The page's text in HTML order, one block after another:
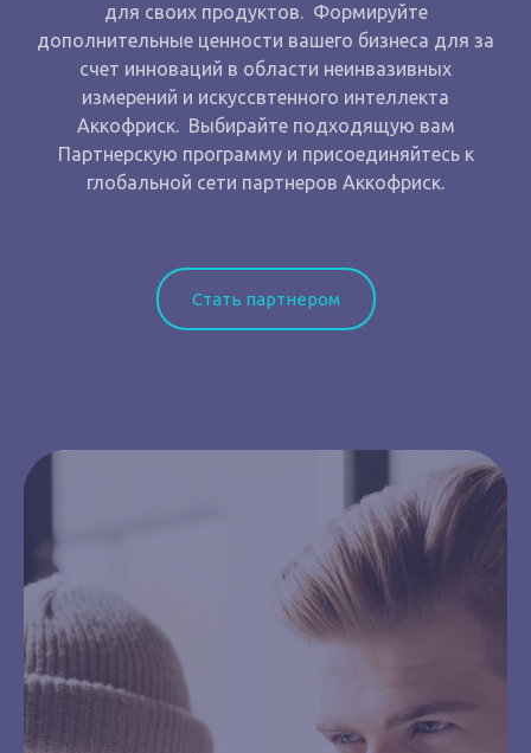
для своих продуктов. Формируйте
дополнительные ценности вашего бизнеса для за
счет инноваций в области неинвазивных
измерений и искуссвтенного интеллекта
Аккофриск. Выбирайте подходящую вам
Партнерскую программу и присоединяйтесь к
глобальной сети партнеров Аккофриск.
Стать партнером